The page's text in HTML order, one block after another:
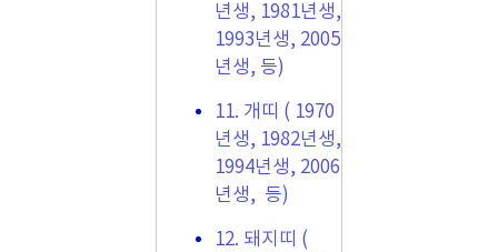
년생, 1981년생,
1993년생, 2005
년생, 등)
11. 개띠 ( 1970
년생, 1982년생,
1994년생, 2006
년생, 등)
12. 돼지띠 (